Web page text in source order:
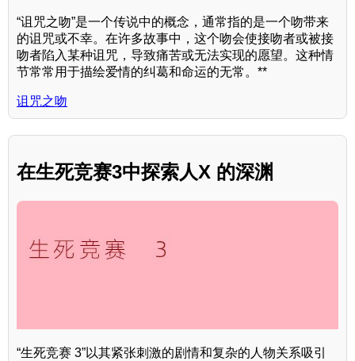
“诅咒之吻”是一个传说中的概念，通常指的是一个吻带来
的诅咒或不幸。在许多故事中，这个吻会使接吻者或被接
吻者陷入某种诅咒，导致痛苦或无法实现的愿望。这种情
节常常用于描绘爱情的纠葛和命运的无常。**
诅咒之吻
在生死竞赛3中探索人X 的深渊
“生死竞赛 3”以其紧张刺激的剧情和复杂的人物关系吸引